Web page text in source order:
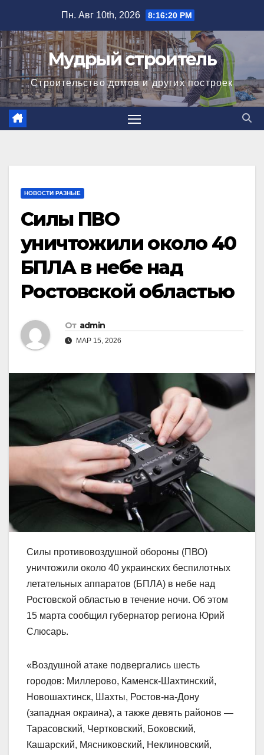
содержимому
Пн. Авг 10th, 2026 8:16:21 PM
Мудрый строитель
Строительство домов и других построек
НОВОСТИ РАЗНЫЕ
Силы ПВО
уничтожили около 40
БПЛА в небе над
Ростовской областью
От admin
МАР 15, 2026
Силы противовоздушной обороны (ПВО)
уничтожили около 40 украинских беспилотных
летательных аппаратов (БПЛА) в небе над
Ростовской областью в течение ночи. Об этом
15 марта сообщил губернатор региона Юрий
Слюсарь.
«Воздушной атаке подвергались шесть
городов: Миллерово, Каменск-Шахтинский,
Новошахтинск, Шахты, Ростов-на-Дону
(западная окраина), а также девять районов —
Тарасовский, Чертковский, Боковский,
Кашарский, Мясниковский, Неклиновский,